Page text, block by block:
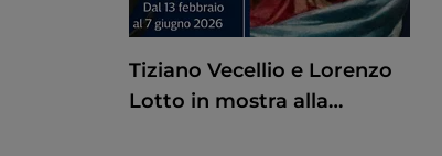
Tiziano Vecellio e Lorenzo
Lotto in mostra alla